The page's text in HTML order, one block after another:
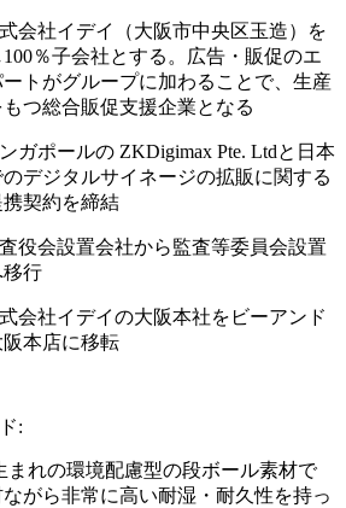
社イデイ（大阪市中央区玉造）を
％子会社とする。広告・販促のエ
ートがグループに加わることで、生産
つ総合販促支援企業となる
ポールの ZKDigimax Pte. Ltdと日本
のデジタルサイネージの拡販に関する
契約を締結
会設置会社から監査等委員会設置
行
社イデイの大阪本社をビーアンド
阪本店に移転
:
まれの環境配慮型の段ボール素材で
がら非常に高い耐湿・耐久性を持っ